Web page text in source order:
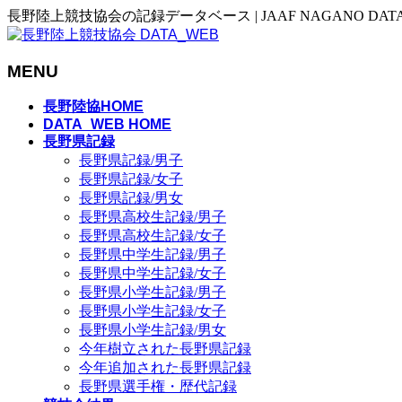
長野陸上競技協会の記録データベース | JAAF NAGANO
MENU
長野陸協HOME
DATA_WEB HOME
長野県記録
長野県記録/男子
長野県記録/女子
長野県記録/男女
長野県高校生記録/男子
長野県高校生記録/女子
長野県中学生記録/男子
長野県中学生記録/女子
長野県小学生記録/男子
長野県小学生記録/女子
長野県小学生記録/男女
今年樹立された長野県記録
今年追加された長野県記録
長野県選手権・歴代記録